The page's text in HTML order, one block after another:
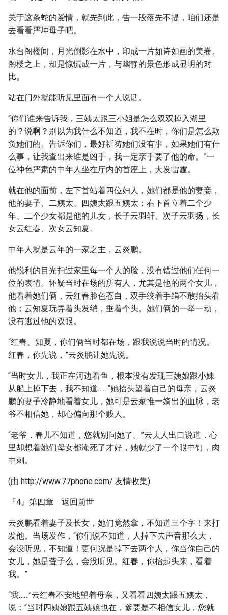
关于这条蛇的爱情，就先到此，告一段落先不提，咱们还是
去看看严坤母子吧。
水台阁楼间，月光倒影在水中，印成一片如诗如画的美卷。
阁楼之上，却是惊慌成一片，与幽静的景色形成显明的对
比。
站在门外就能听见里面有一个人说话。
“你们谁来告诉我，三姨太跟三小姐是怎么双双掉入湖里
的？说啊？别以为我什么不知道，我不在时，你们是怎么欺
负她们的。告诉你们，最好祈祷她们没有事，如果她们有什
么事，让我查出来谁是凶手，我一定亲手要了他的命。”一
位神色严肃的中年人坐在厅内的首座上，大发雷霆。
就在他的面前，左下首站着四位妇人，她们都是他的妻妾，
他的妻子、二姨太、四姨太跟五姨太；右下首立着二个少
年、二个少女都是他的儿女，长子云羽轩、次子云羽扬，长
女云红春、次女云知夏。
中年人就是云年的一家之主，云炎鹏。
他锐利的目光扫过家里每一个人的脸，没有错过他们任何一
位的表情。怀疑当时在场的所有人，尤其是他的两个女儿，
他看着她们俩，云红春脸色苍白，双手绞着手绢不敢抬头看
他；云知夏玩弄着头发绡，垂着个头。她们俩的一举一动，
没有逃过他的双眼。
“红春、知夏，你们俩当时都在场，跟我说说当时的情况。
红春，你先说，”云炎鹏让她先说。
“当时女儿，我正在河边看鱼，根本没有发现三姨娘跟小妹
从船上掉下去，我不知道……”她抬头望着自己的母亲，云炎
鹏的妻子冷静地看着女儿，她可是云家惟一嫡出的血脉，老
爷不相信她，却心偏向那个贱人。
“老爷，春儿不知道，您就别问她了。”云夫人出口说道，心
里却想着她们母女都淹死了才好，她就少了一个眼中钉，肉
中刺。
(由 http://www.77phone.com/ 友情收集)
『4』第四章 返回前世
云炎鹏看着妻子及长女，她们竟然拿，不知道三个字！来打
发他。当场发作，“你们说不知道，人掉下去声音那么大，
会没听见，不知道！更何况是掉下去两个人，你当你自己的
女儿，她是聋子么，会没听见。红春，你抬起头来，看着
我。”
“我……”云红春不安地望着母亲，又看看四姨太跟五姨太，
说：“当时四姨娘跟五姨娘也在，爹要是不相信女儿，您就